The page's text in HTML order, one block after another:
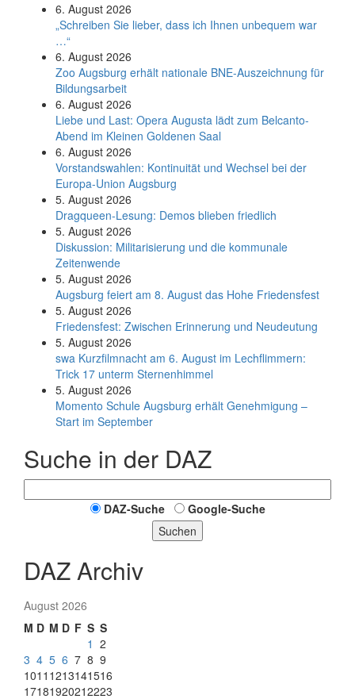
6. August 2026
„Schreiben Sie lieber, dass ich Ihnen unbequem war
…“
6. August 2026
Zoo Augsburg erhält nationale BNE-Auszeichnung für
Bildungsarbeit
6. August 2026
Liebe und Last: Opera Augusta lädt zum Belcanto-
Abend im Kleinen Goldenen Saal
6. August 2026
Vorstandswahlen: Kontinuität und Wechsel bei der
Europa-Union Augsburg
5. August 2026
Dragqueen-Lesung: Demos blieben friedlich
5. August 2026
Diskussion: Mi­li­ta­ri­sie­rung und die kommunale
Zeitenwende
5. August 2026
Augsburg feiert am 8. August das Hohe Friedensfest
5. August 2026
Friedensfest: Zwischen Erinnerung und Neudeutung
5. August 2026
swa Kurz­film­nacht am 6. August im Lech­flim­mern:
Trick 17 unterm Sternen­himmel
5. August 2026
Momento Schule Augsburg erhält Genehmigung –
Start im September
Suche in der DAZ
DAZ-Suche
Google-Suche
Suchen
DAZ Archiv
August 2026
M D M D F S S
1 2
3 4 5 6 7 8 9
1011 1213141516
17181920212223